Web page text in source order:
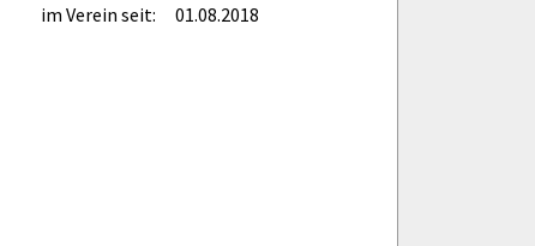
im Verein seit: 01.08.2018